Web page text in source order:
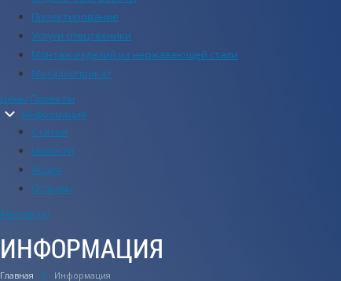
Металлопрокат
Проектирование
Услуги спецтехники
Монтаж изделий из нержавеющей стали
Цены Проекты
Информация
Статьи
Новости
Акции
Отзывы
Контакты
ИНФОРМАЦИЯ
Главная Информация